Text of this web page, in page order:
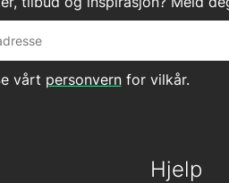
vårt personvernfor vilkår.
Hjelp